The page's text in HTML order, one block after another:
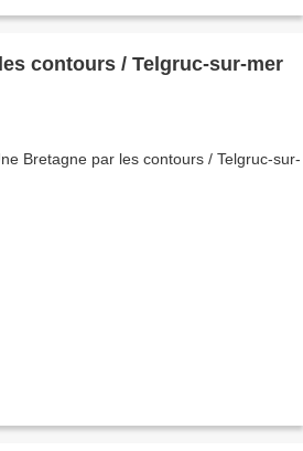
contours / Telgruc-sur-mer